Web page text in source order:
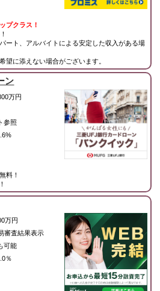
プクラス！
ート、アルバイトによる安定した収入がある場
に添えない場合がございます。
ン
万円
参照
料！
万円
審査結果表示
可能
％